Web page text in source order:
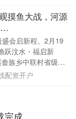
摸鱼大战，河源
会启新程。2月19
跃汶水・福启新
族乡中联村省级非
东源县漳溪畲族乡
配资开户
完成